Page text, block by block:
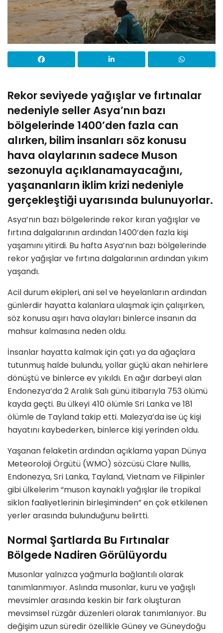
Rekor seviyede yağışlar ve fırtınalar
nedeniyle seller Asya’nın bazı
bölgelerinde 1400’den fazla can
alırken, bilim insanları söz konusu
hava olaylarının sadece Muson
sezonuyla açıklanamayacağını,
yaşananların iklim krizi nedeniyle
gerçekleştiği uyarısında bulunuyorlar.
Asya’nın bazı bölgelerinde rekor kıran yağışlar ve
fırtına dalgalarının ardından 1400’den fazla kişi
yaşamını yitirdi. Bu hafta Asya’nın bazı bölgelerinde
rekor yağışlar ve fırtına dalgalarının ardından yıkım
yaşandı.
Acil durum ekipleri, ani sel ve heyelanların ardından
günlerdir hayatta kalanlara ulaşmak için çalışırken,
söz konusu aşırı hava olayları binlerce insanın da
mahsur kalmasına neden oldu.
İnsanlar hayatta kalmak için çatı ya da ağaçlara
tutunmuş halde bulundu, yollar güçlü akan nehirlere
dönüştü ve binlerce ev yıkıldı. En ağır darbeyi alan
Endonezya’da 2 Aralık Salı günü itibarıyla 753 ölümü
kayda geçti. Bu ülkeyi 410 ölümle Sri Lanka ve 181
ölümle de Tayland takip etti. Malezya’da ise üç kişi
hayatını kaybederken, binlerce kişi yerinden oldu.
Yaşanan felaketin ardından açıklama yapan Dünya
Meteoroloji Örgütü (WMO) sözcüsü Clare Nullis,
Endonezya, Sri Lanka, Tayland, Vietnam ve Filipinler
gibi ülkelerim “muson kaynaklı yağışlar ile tropikal
siklon faaliyetlerinin birleşiminden” en çok etkilenen
yerler arasında bulunduğunu belirtti.
Normal Şartlarda Bu Fırtınalar
Bölgede Nadiren Görülüyordu
Musonlar yalnızca yağmurla bağlantılı olarak
tanımlanmıyor. Aslında musonlar, kuru ve yağışlı
mevsimler arasında keskin bir fark oluşturan
mevsimsel rüzgâr düzenleri olarak tanımlanıyor. Bu
değişim uzun süredir özellikle Güney ve Güneydoğu